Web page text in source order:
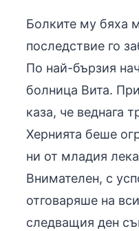
Болките му бяха
последствие го
По най-бързия
болница Вита.
каза, че веднага
Хернията беше
ни от младия
Внимателен, с
отговаряше на
следващия ден